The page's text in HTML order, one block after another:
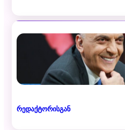
რედაქტორისგან